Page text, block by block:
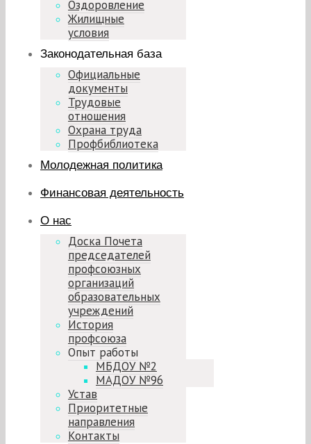
Оздоровление
Жилищные
условия
Законодательная база
Официальные
документы
Трудовые
отношения
Охрана труда
Профбиблиотека
Молодежная политика
Финансовая деятельность
О нас
Доска Почета
председателей
профсоюзных
организаций
образовательных
учреждений
История
профсоюза
Опыт работы
МБДОУ №2
МАДОУ №96
Устав
Приоритетные
направления
Контакты